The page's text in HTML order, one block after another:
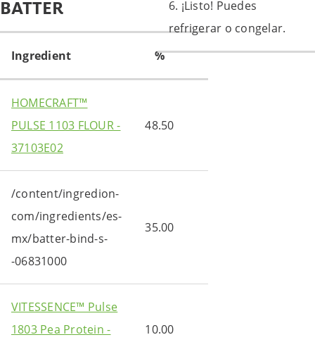
BATTER
Ingredient %
HOMECRAFT™
PULSE 1103 FLOUR -
37103E02
48.50
/content/ingredion-
com/ingredients/es-
mx/batter-bind-s-
-06831000
35.00
VITESSENCE™ Pulse
1803 Pea Protein -
10.00
6. ¡Listo! Puedes
refrigerar o congelar.